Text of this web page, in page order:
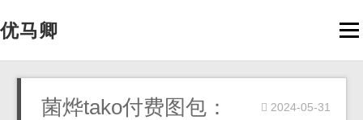
优马卿
菌烨tako付费图包：
2024-05-31